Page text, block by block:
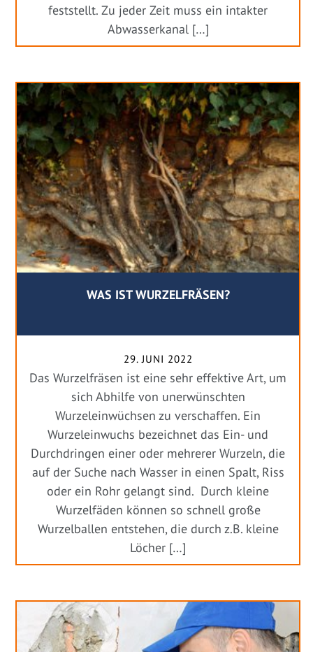
feststellt. Zu jeder Zeit muss ein intakter
Abwasserkanal […]
WAS IST WURZELFRÄSEN?
29. JUNI 2022
Das Wurzelfräsen ist eine sehr effektive Art, um
sich Abhilfe von unerwünschten
Wurzeleinwüchsen zu verschaffen. Ein
Wurzeleinwuchs bezeichnet das Ein- und
Durchdringen einer oder mehrerer Wurzeln, die
auf der Suche nach Wasser in einen Spalt, Riss
oder ein Rohr gelangt sind. Durch kleine
Wurzelfäden können so schnell große
Wurzelballen entstehen, die durch z.B. kleine
Löcher […]